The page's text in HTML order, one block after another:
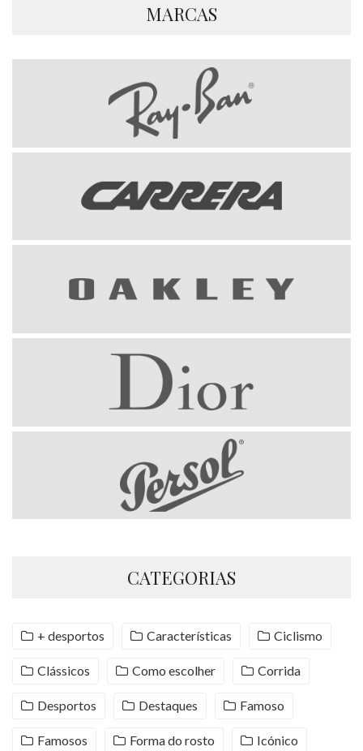
MARCAS
CATEGORIAS
+ desportos Características Ciclismo
Clássicos Como escolher Corrida
Desportos Destaques Famoso
Famosos Forma do rosto Icónico